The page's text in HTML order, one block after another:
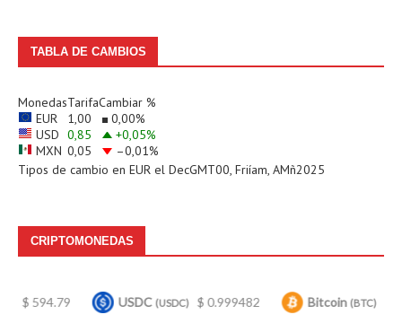
TABLA DE CAMBIOS
MonedasTarifaCambiar %
EUR
1,00 0,00%
USD 0,85 +0,05%
MXN 0,05 –0,01%
Tipos de cambio en EUR el DecGMT00, Friíam, AMñ2025
CRIPTOMONEDAS
USDC(USDC) $ 0.999482 Bitcoin(BTC) $ 64,829.00